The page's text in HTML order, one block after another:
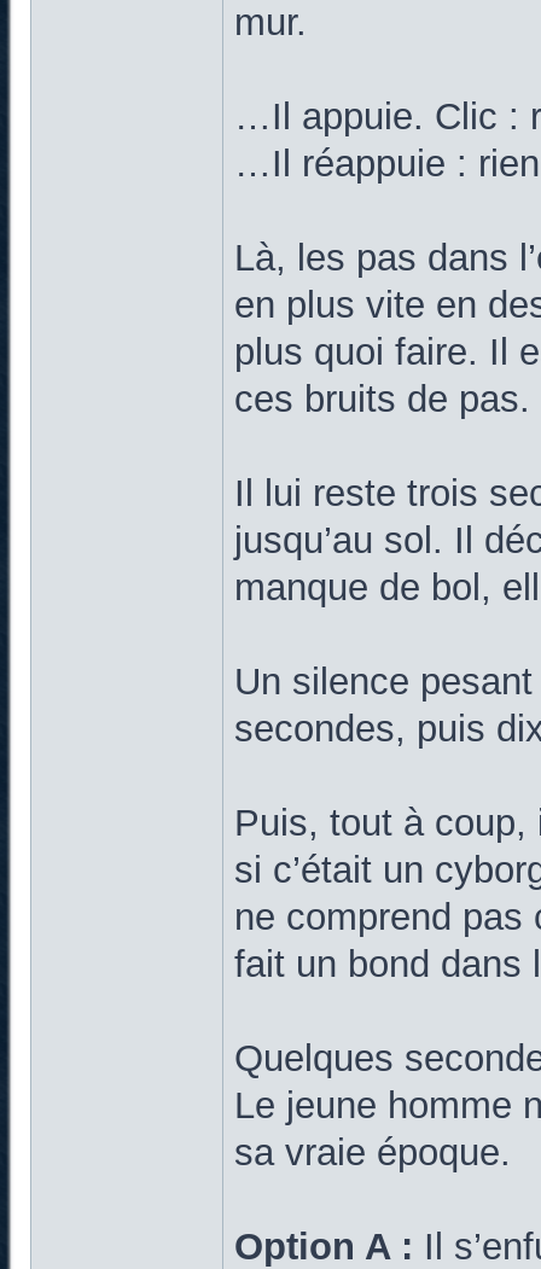
mur.
…Il appuie. Clic :
…Il réappuie :
Là, les pas dans
en plus vite en
plus quoi faire. Il
ces bruits de pas.
Il lui reste trois
jusqu’au sol. Il
manque de bol,
Un silence pesant
secondes, puis
Puis, tout à
si c’était un
ne comprend pas
fait un bond dans
Quelques
Le jeune homme
sa vraie époque.
Option A : Il